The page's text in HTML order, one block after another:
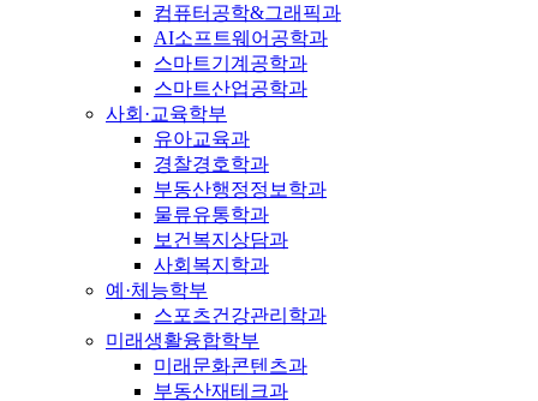
컴퓨터공학&그래픽과
AI소프트웨어공학과
스마트기계공학과
스마트산업공학과
사회·교육학부
유아교육과
경찰경호학과
부동산행정정보학과
물류유통학과
보건복지상담과
사회복지학과
예·체능학부
스포츠건강관리학과
미래생활융합학부
미래문화콘텐츠과
부동산재테크과